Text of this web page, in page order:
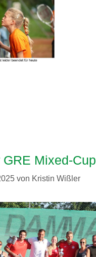
Mixed-Cup
von Kristin Wißler